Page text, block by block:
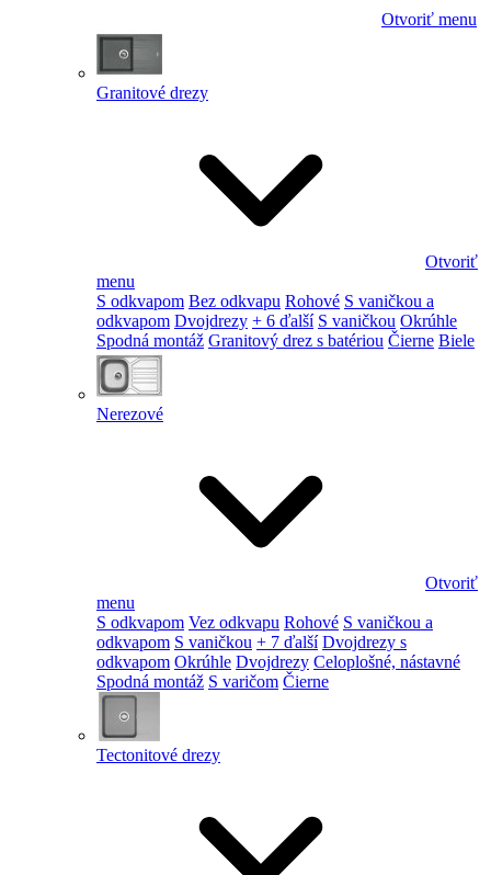
Otvoriť menu
Granitové drezy
Otvoriť
menu
S odkvapom Bez odkvapu Rohové S vaničkou a
odkvapom Dvojdrezy + 6 ďalší S vaničkou Okrúhle
Spodná montáž Granitový drez s batériou Čierne Biele
Nerezové
Otvoriť
menu
S odkvapom Vez odkvapu Rohové S vaničkou a
odkvapom S vaničkou + 7 ďalší Dvojdrezy s
odkvapom Okrúhle Dvojdrezy Celoplošné, nástavné
Spodná montáž S varičom Čierne
Tectonitové drezy